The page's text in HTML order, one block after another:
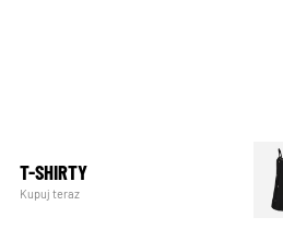
T-SHIRTY
Kupuj teraz